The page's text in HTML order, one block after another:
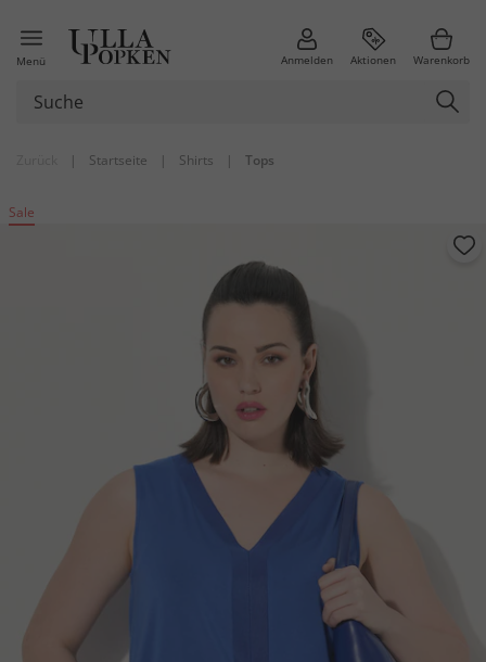
Menü Anmelden Aktionen Warenkorb
| Startseite | Shirts | Tops
Sale